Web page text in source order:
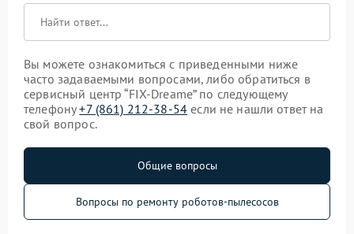
Вы можете ознакомиться с приведенными ниже
часто задаваемыми вопросами, либо обратиться в
сервисный центр “FIX-Dreame” по следующему
телефону+7 (861) 212-38-54 если не нашли ответ на
свой вопрос.
Общие вопросы
Вопросы по ремонту роботов-пылесосов